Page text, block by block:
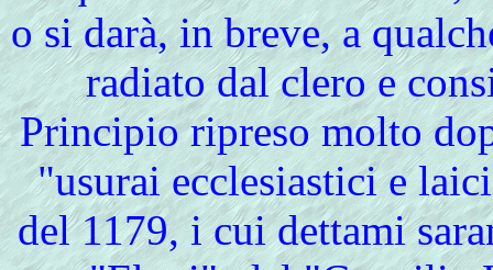
o si darà, in breve, a
radiato dal clero e
Principio ripreso molto
"usurai ecclesiastici e
del 1179, i cui dettami